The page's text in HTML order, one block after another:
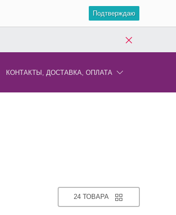
Подтверждаю
КОНТАКТЫ, ДОСТАВКА, ОПЛАТА
24 ТОВАРА